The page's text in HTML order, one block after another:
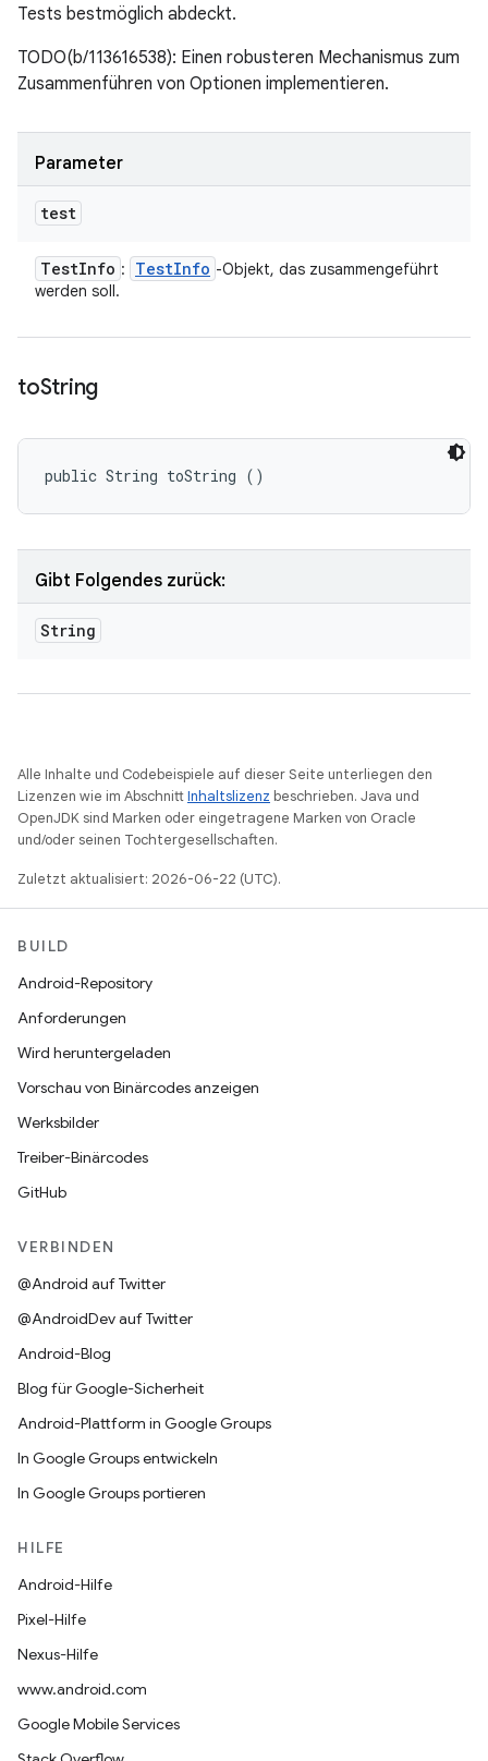
Tests bestmöglich abdeckt.
TODO(b/113616538): Einen robusteren Mechanismus zum
Zusammenführen von Optionen implementieren.
Parameter
test
TestInfo : TestInfo -Objekt, das zusammengeführt
werden soll.
toString
public String toString ()
Gibt Folgendes zurück:
String
Alle Inhalte und Codebeispiele auf dieser Seite unterliegen den
Lizenzen wie im AbschnittInhaltslizenz beschrieben. Java und
OpenJDK sind Marken oder eingetragene Marken von Oracle
und/oder seinen Tochtergesellschaften.
Zuletzt aktualisiert: 2026-06-22 (UTC).
BUILD
Android-Repository
Anforderungen
Wird heruntergeladen
Vorschau von Binärcodes anzeigen
Werksbilder
Treiber-Binärcodes
GitHub
VERBINDEN
@Android auf Twitter
@AndroidDev auf Twitter
Android-Blog
Blog für Google-Sicherheit
Android-Plattform in Google Groups
In Google Groups entwickeln
In Google Groups portieren
HILFE
Android-Hilfe
Pixel-Hilfe
Nexus-Hilfe
www.android.com
Google Mobile Services